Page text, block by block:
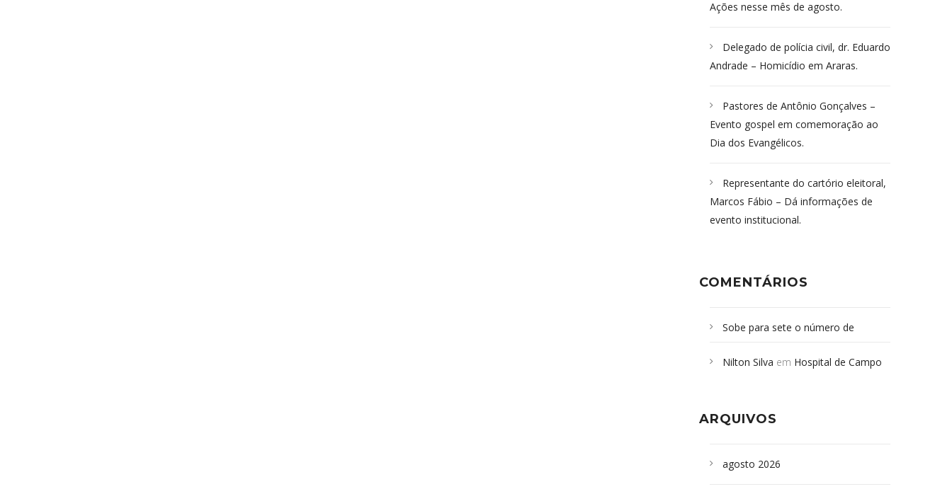
Ações nesse mês de agosto.
Delegado de polícia civil, dr. Eduardo
Andrade – Homicídio em Araras.
Pastores de Antônio Gonçalves –
Evento gospel em comemoração ao
Dia dos Evangélicos.
Representante do cartório eleitoral,
Marcos Fábio – Dá informações de
evento institucional.
COMENTÁRIOS
Sobe para sete o número de
desabamento em São Paulo - Revista
sepultados em SP
Nilton Silva em Hospital de Campo
ARQUIVOS
agosto 2026